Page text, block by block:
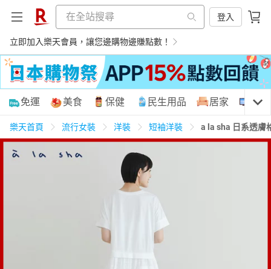
登入
立即加入樂天會員，讓您邊購物邊賺點數！
購物網分類
養生保健
運動休閒
化妝保養
免運 美食 保健 民生用品 居家 3C
樂天首頁 流行女裝 洋裝 短袖洋裝 a la sha 日系透膚